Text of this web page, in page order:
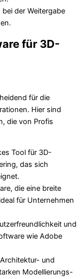
der Weitergabe
für 3D-
für die
Hier sind
die von Profis
Tool für 3D-
das sich
die eine breite
für Unternehmen
und
wie Adobe
und
Modellierungs-